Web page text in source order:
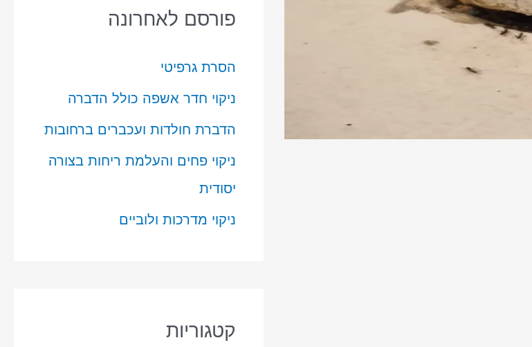
פורסם לאחרונה
הסרת גרפיטי
ניקוי חדר אשפה כולל הדברה
הדברת חולדות ועכברים ברחובות
ניקוי פחים והעלמת ריחות בצורה
יסודית
ניקוי מדרכות ולוביים
קטגוריות